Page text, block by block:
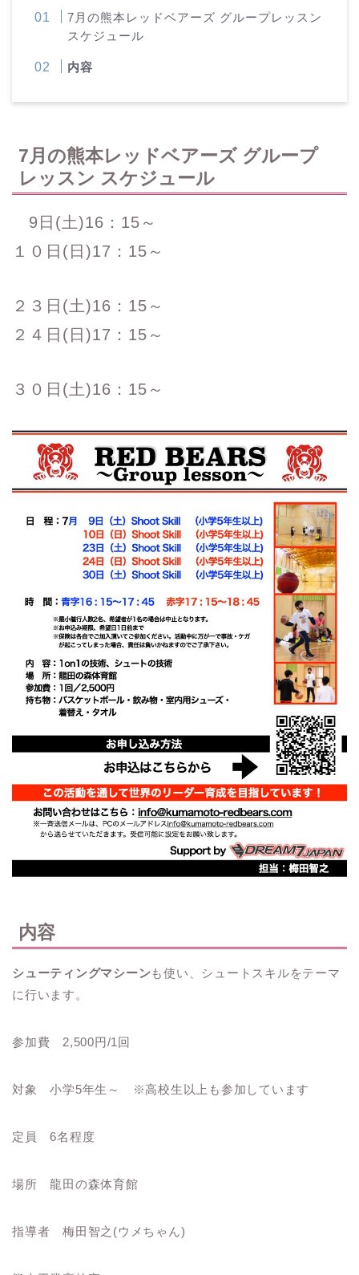
7月の熊本レッドベアーズ グループレッスン
スケジュール
内容
7月の熊本レッドベアーズ グループ
レッスン スケジュール
9日(土)16：15～
１０日(日)17：15～
２３日(土)16：15～
２４日(日)17：15～
３０日(土)16：15～
内容
シューティングマシーンも使い、シュートスキルをテーマ
に行います。
参加費 2,500円/1回
対象 小学5年生～ ※高校生以上も参加しています
定員 6名程度
場所 龍田の森体育館
指導者 梅田智之(ウメちゃん)